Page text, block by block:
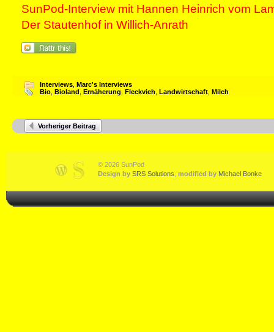
SunPod-Interview mit Hannen Heinrich vom
Der Stautenhof in Willich-Anrath
Interviews Marc's Interviews
Bio Bioland Ernäherung Fleckvieh Landwirtschaft Milch
Vorheriger Beitrag
© 2026 SunPod
Design by SRS Solutions modified by Michael Bonke